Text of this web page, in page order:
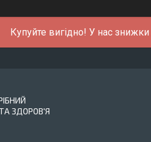
Купуйте вигідно! У нас
ЗДОРОВ'Я